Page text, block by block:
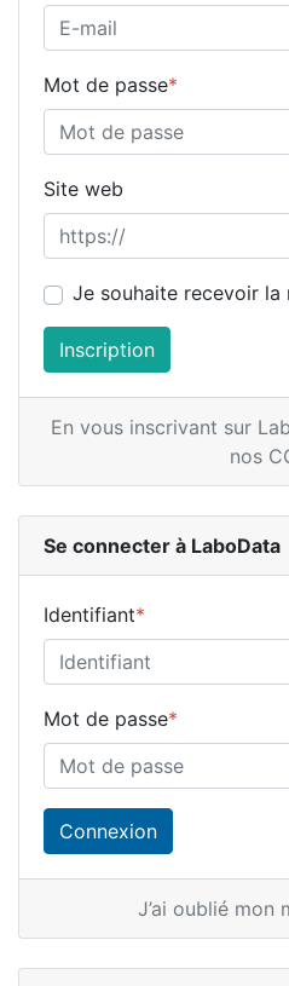
Mot de passe*
Site web
Je souhaite recevoir la
Inscription
En vous inscrivant sur
nos
Se connecter à LaboData
Identifiant*
Mot de passe*
J’ai oublié mon